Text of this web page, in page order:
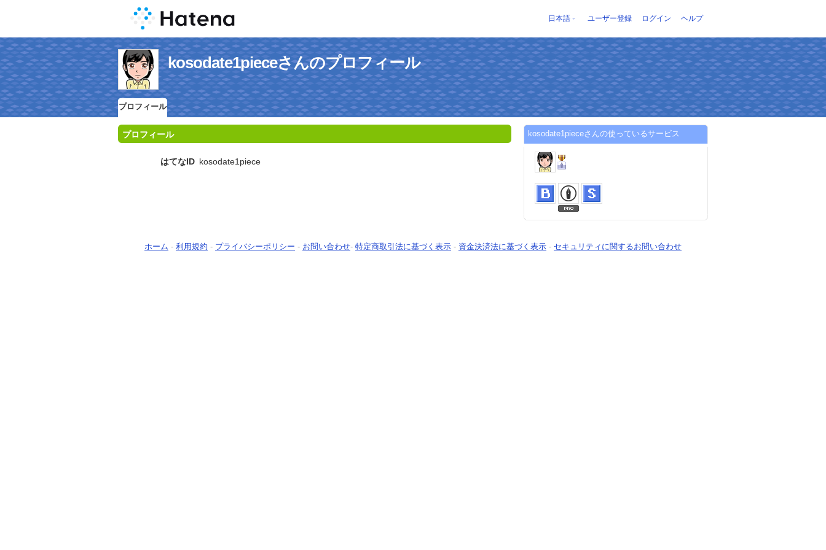
日本語 ユーザー登録 ログイン ヘルプ
kosodate1pieceさんのプロフィール
プロフィール
プロフィール
はてなID kosodate1piece
kosodate1pieceさんの使っているサービス
ホーム - 利用規約 - プライバシーポリシー - お問い合わせ- 特定商取引法に基づく表示 - 資金決済法に基づく表示 - セキュリティに関するお問い合わせ